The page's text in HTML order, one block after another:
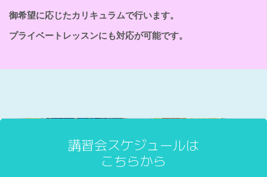
御希望に応じたカリキュラムで行います。
プライベートレッスンにも対応が可能です。
講習会スケジュールは
こちらから